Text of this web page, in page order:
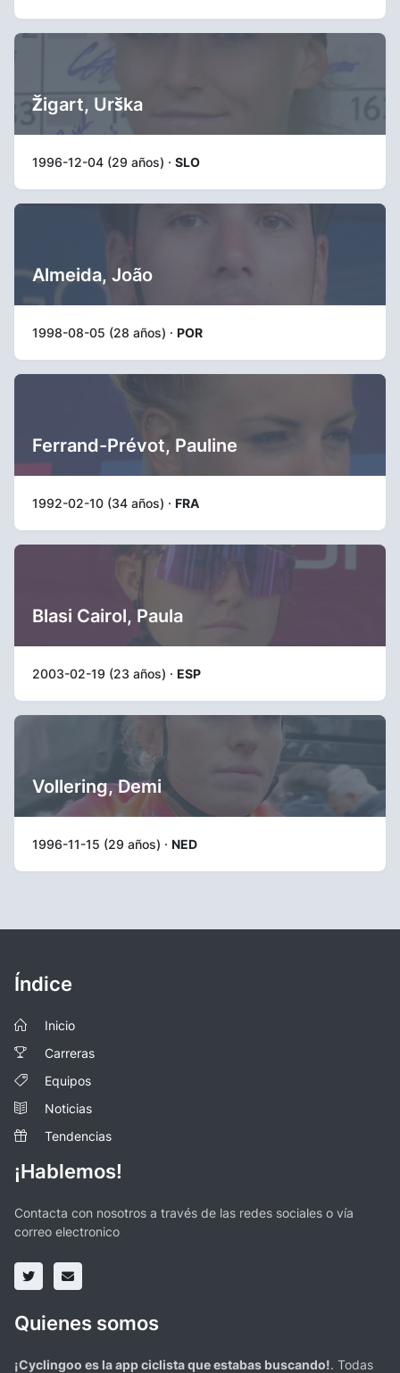
Žigart, Urška
1996-12-04 (29 años) · SLO
Almeida, João
1998-08-05 (28 años) · POR
Ferrand-Prévot, Pauline
1992-02-10 (34 años) · FRA
Blasi Cairol, Paula
2003-02-19 (23 años) · ESP
Vollering, Demi
1996-11-15 (29 años) · NED
Índice
Inicio
Carreras
Equipos
Noticias
Tendencias
¡Hablemos!
Contacta con nosotros a través de las redes sociales o vía
correo electronico
Quienes somos
¡Cyclingoo es la app ciclista que estabas buscando!. Todas